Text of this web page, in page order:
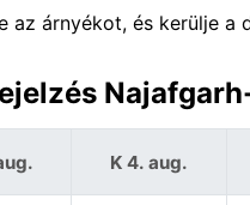
az árnyékot, és kerülje a
K 4. aug.